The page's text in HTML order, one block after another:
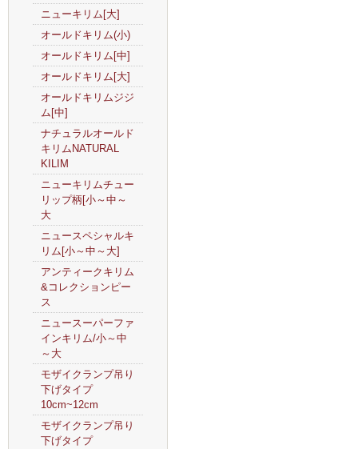
ニューキリム[大]
オールドキリム(小)
オールドキリム[中]
オールドキリム[大]
オールドキリムジジ
ム[中]
ナチュラルオールド
キリムNATURAL
KILIM
ニューキリムチュー
リップ柄[小～中～
大
ニュースペシャルキ
リム[小～中～大]
アンティークキリム
&コレクションピー
ス
ニュースーパーファ
インキリム/小～中
～大
モザイクランプ吊り
下げタイプ
10cm~12cm
モザイクランプ吊り
下げタイプ